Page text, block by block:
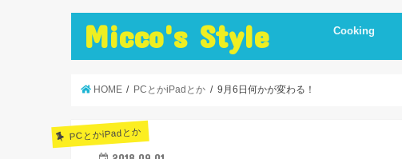
Micco's Style Cooking
cooking idea
冷蔵庫の残り物
手抜き簡単レシ
ダイエットレシ
節約レシピ
保存食
炊飯器料理
簡単おやつ
低温調理
簡単＋一品
まかない
お弁当
レシピとか
美味しいもの
便利調理器
HOME PCとかiPadとか 9月6日何かが変わる！
PCとかiPadとか